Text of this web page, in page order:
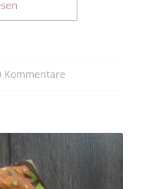
Kommentare